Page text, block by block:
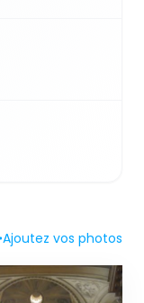
Ajoutez vos photos